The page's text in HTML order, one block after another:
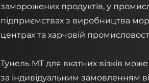
заморожених продуктів, у
підприємствах з виробництва
центрах та харчовій
Тунель MT для вкатних візків
за індивідуальним замовленням